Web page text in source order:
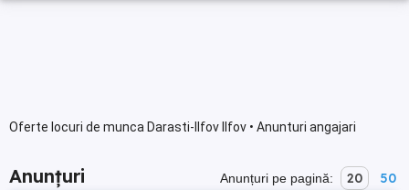
Oferte locuri de munca Darasti-Ilfov Ilfov • Anunturi angajari
Anunțuri Anunțuri pe pagină: 20 50